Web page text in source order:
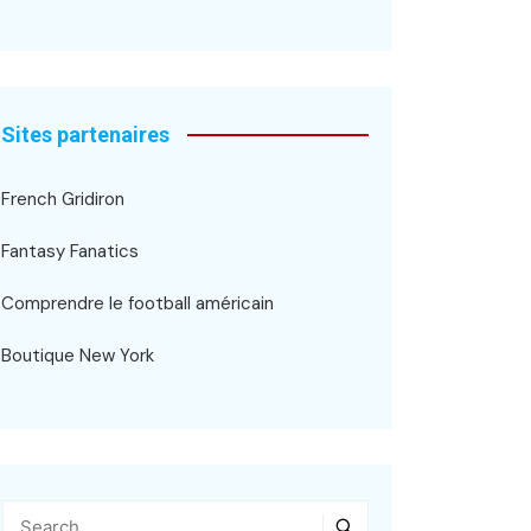
Sites partenaires
French Gridiron
Fantasy Fanatics
Comprendre le football américain
Boutique New York